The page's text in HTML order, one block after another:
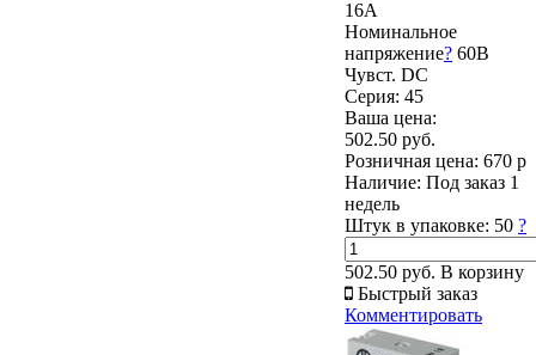
16А
Номинальное
напряжение? 60В
Чувст. DC
Серия: 45
Ваша цена:
502.50 руб.
Розничная цена: 670 р
Наличие: Под заказ 1
недель
Штук в упаковке: 50 ?
502.50 руб. В корзину
Быстрый заказ
Комментировать